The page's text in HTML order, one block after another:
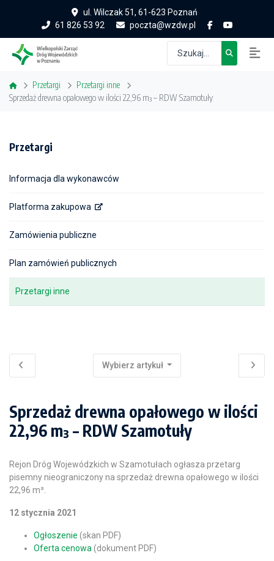
ul. Wilczak 51, 61-623 Poznań
61 826 53 92
poczta@wzdw.pl
Przetargi
Przetargi inne
Sprzedaż drewna opałowego w ilości 22,96 m³ – RDW Szamotuły
Przetargi
Informacja dla wykonawców
Platforma zakupowa
Zamówienia publiczne
Plan zamówień publicznych
Przetargi inne
Wybierz artykuł
Sprzedaż drewna opałowego w ilości
22,96 m³ – RDW Szamotuły
Rejon Dróg Wojewódzkich w Szamotułach ogłasza przetarg
pisemny nieograniczony na sprzedaż drewna opałowego w ilości
22,96 m³.
12 stycznia 2021
Ogłoszenie (skan PDF)
Oferta cenowa (dokument PDF)